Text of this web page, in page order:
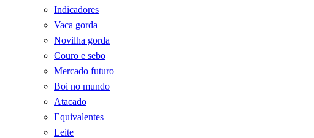
Indicadores
Vaca gorda
Novilha gorda
Couro e sebo
Mercado futuro
Boi no mundo
Atacado
Equivalentes
Leite